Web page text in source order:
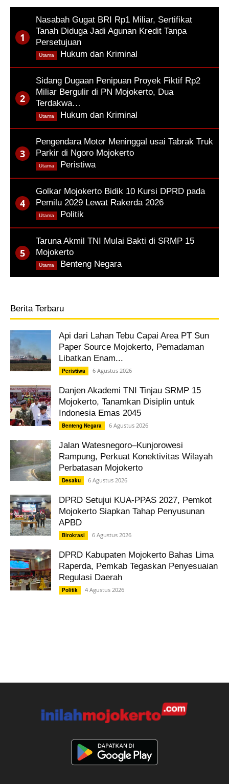
Nasabah Gugat BRI Rp1 Miliar, Sertifikat
Tanah Diduga Jadi Agunan Kredit Tanpa
Persetujuan
Hukum dan Kriminal
Utama
Sidang Dugaan Penipuan Proyek Fiktif Rp2
Miliar Bergulir di PN Mojokerto, Dua
Terdakwa…
Hukum dan Kriminal
Utama
Pengendara Motor Meninggal usai Tabrak Truk
Parkir di Ngoro Mojokerto
Peristiwa,
Utama
Golkar Mojokerto Bidik 10 Kursi DPRD pada
Pemilu 2029 Lewat Rakerda 2026
Politik
Utama
Taruna Akmil TNI Mulai Bakti di SRMP 15
Mojokerto
Benteng Negara,
Utama
Berita Terbaru
Api dari Lahan Tebu Capai Area PT Sun
Paper Source Mojokerto, Pemadaman
Libatkan Enam...
Peristiwa 6 Agustus 2026
Danjen Akademi TNI Tinjau SRMP 15
Mojokerto, Tanamkan Disiplin untuk
Indonesia Emas 2045
Benteng Negara 6 Agustus 2026
Jalan Watesnegoro–Kunjorowesi
Rampung, Perkuat Konektivitas Wilayah
Perbatasan Mojokerto
Desaku 6 Agustus 2026
DPRD Setujui KUA-PPAS 2027, Pemkot
Mojokerto Siapkan Tahap Penyusunan
APBD
Birokrasi 6 Agustus 2026
DPRD Kabupaten Mojokerto Bahas Lima
Raperda, Pemkab Tegaskan Penyesuaian
Regulasi Daerah
Politik 4 Agustus 2026